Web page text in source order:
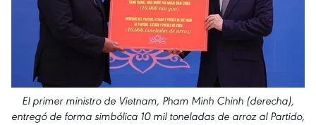
El primer ministro de Vietnam, Pham Minh Chinh (derecha),
entregó de forma simbólica 10 mil toneladas de arroz al Partido,